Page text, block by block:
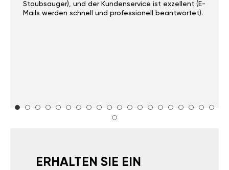
Staubsauger), und der Kundenservice ist exzellent (E-
Mails werden schnell und professionell beantwortet).
ERHALTEN SIE EIN